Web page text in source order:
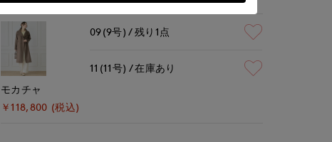
モカチャ
￥118,800 (税込)
09(9号) 残り1点
11(11号) 在庫あり